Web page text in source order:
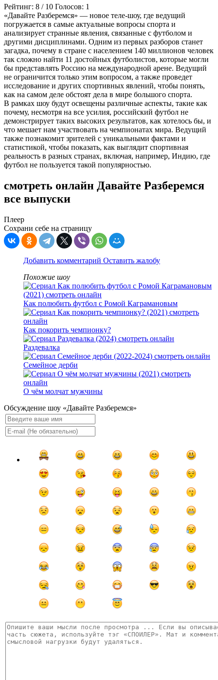
Рейтинг: 8 / 10 Голосов: 1
«Давайте Разберемся» — новое теле-шоу, где ведущий
погружается в самые актуальные вопросы спорта и
анализирует странные явления, связанные с футболом и
другими дисциплинами. Одним из первых разборов станет
загадка, почему в стране с населением 140 миллионов человек
так сложно найти 11 достойных футболистов, которые могли
бы представлять Россию на международной арене. Ведущий
не ограничится только этим вопросом, а также проведет
исследование и других спортивных явлений, чтобы понять,
как на самом деле обстоят дела в мире большого спорта.
В рамках шоу будут освещены различные аспекты, такие как
почему, несмотря на все усилия, российский футбол не
демонстрирует таких высоких результатов, как хотелось бы, и
что мешает нам участвовать на чемпионатах мира. Ведущий
также познакомит зрителей с уникальными фактами и
статистикой, чтобы показать, как выглядит спортивная
реальность в разных странах, включая, например, Индию, где
футбол не пользуется такой популярностью.
смотреть онлайн Давайте Разберемся
все выпуски
Плеер
Сохрани себе на страницу
Добавить комментарий Оставить жалобу
Похожие шоу
Как полюбить футбол с Ромой Каграмановым
Как покорить чемпионку?
Раздевалка
Семейное дерби
О чём молчат мужчины
Обсуждение шоу «Давайте Разберемся»